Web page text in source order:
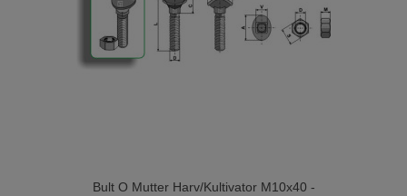
Bult O Mutter Harv/Kultivator M10x40 -